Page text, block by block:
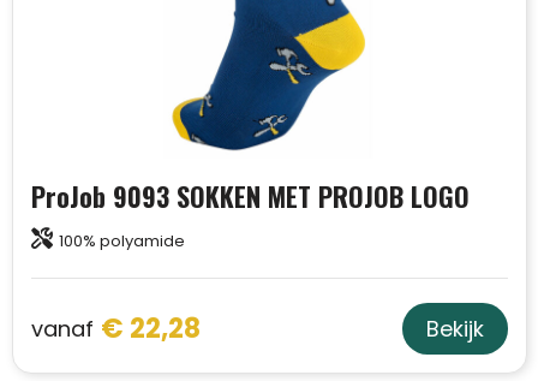
ProJob 9093 SOKKEN MET PROJOB LOGO
100% polyamide
vanaf € 22,28 Bekijk